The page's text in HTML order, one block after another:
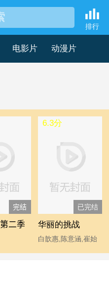
pa百家乐 排行
电影片 动漫片
完结
二季
石
已完结
6.3分
华丽的挑战
白歆惠,陈意涵,崔始
源,金勤,李东海,许玮